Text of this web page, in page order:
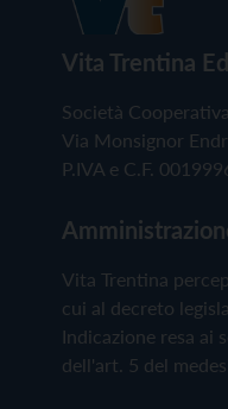
Vita Trentina
Società Cooperativa
Via Monsignor
P.IVA e C.F.
Vita Trentina
cui al decreto
Indicazione resa ai
dell'art. 5 del